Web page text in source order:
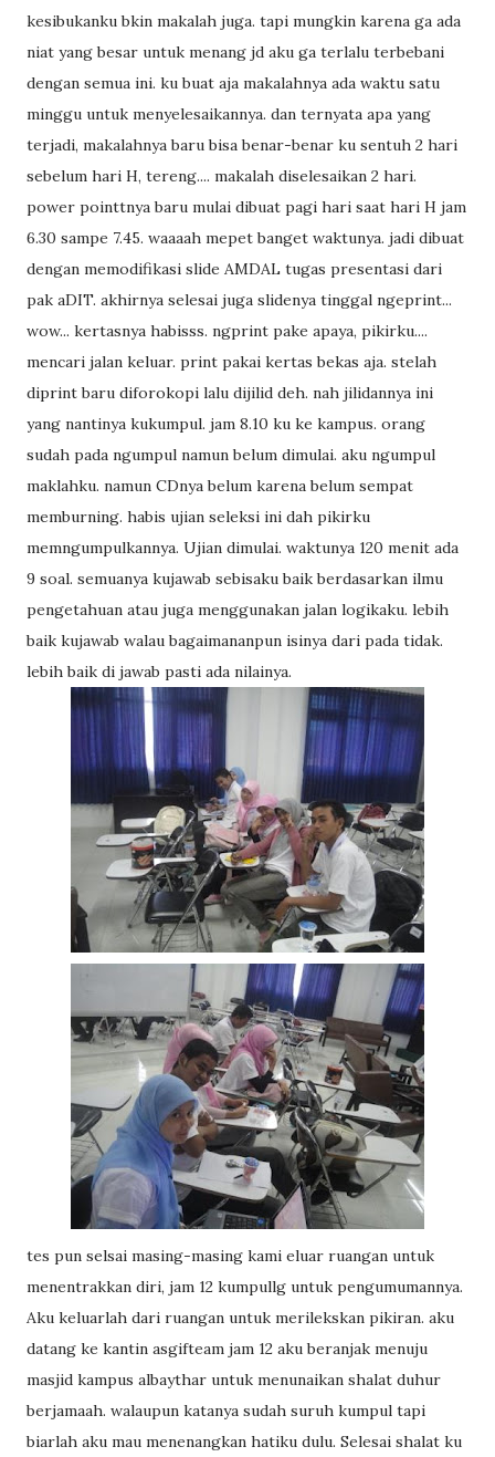
kesibukanku bkin makalah juga. tapi mungkin karena ga ada
niat yang besar untuk menang jd aku ga terlalu terbebani
dengan semua ini. ku buat aja makalahnya ada waktu satu
minggu untuk menyelesaikannya. dan ternyata apa yang
terjadi, makalahnya baru bisa benar-benar ku sentuh 2 hari
sebelum hari H, tereng.... makalah diselesaikan 2 hari.
power pointtnya baru mulai dibuat pagi hari saat hari H jam
6.30 sampe 7.45. waaaah mepet banget waktunya. jadi dibuat
dengan memodifikasi slide AMDAL tugas presentasi dari
pak aDIT. akhirnya selesai juga slidenya tinggal ngeprint...
wow... kertasnya habisss. ngprint pake apaya, pikirku....
mencari jalan keluar. print pakai kertas bekas aja. stelah
diprint baru diforokopi lalu dijilid deh. nah jilidannya ini
yang nantinya kukumpul. jam 8.10 ku ke kampus. orang
sudah pada ngumpul namun belum dimulai. aku ngumpul
maklahku. namun CDnya belum karena belum sempat
memburning. habis ujian seleksi ini dah pikirku
memngumpulkannya. Ujian dimulai. waktunya 120 menit ada
9 soal. semuanya kujawab sebisaku baik berdasarkan ilmu
pengetahuan atau juga menggunakan jalan logikaku. lebih
baik kujawab walau bagaimananpun isinya dari pada tidak.
lebih baik di jawab pasti ada nilainya.
tes pun selsai masing-masing kami eluar ruangan untuk
menentrakkan diri, jam 12 kumpullg untuk pengumumannya.
Aku keluarlah dari ruangan untuk merilekskan pikiran. aku
datang ke kantin asgifteam jam 12 aku beranjak menuju
masjid kampus albaythar untuk menunaikan shalat duhur
berjamaah. walaupun katanya sudah suruh kumpul tapi
biarlah aku mau menenangkan hatiku dulu. Selesai shalat ku